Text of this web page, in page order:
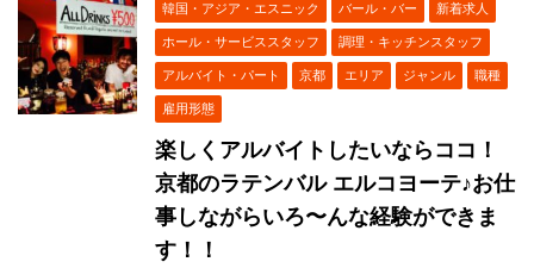
韓国・アジア・エスニック バール・バー 新着求人
ホール・サービススタッフ 調理・キッチンスタッフ
アルバイト・パート 京都 エリア ジャンル 職種
雇用形態
楽しくアルバイトしたいならココ！
京都のラテンバル エルコヨーテ♪お仕
事しながらいろ〜んな経験ができま
す！！